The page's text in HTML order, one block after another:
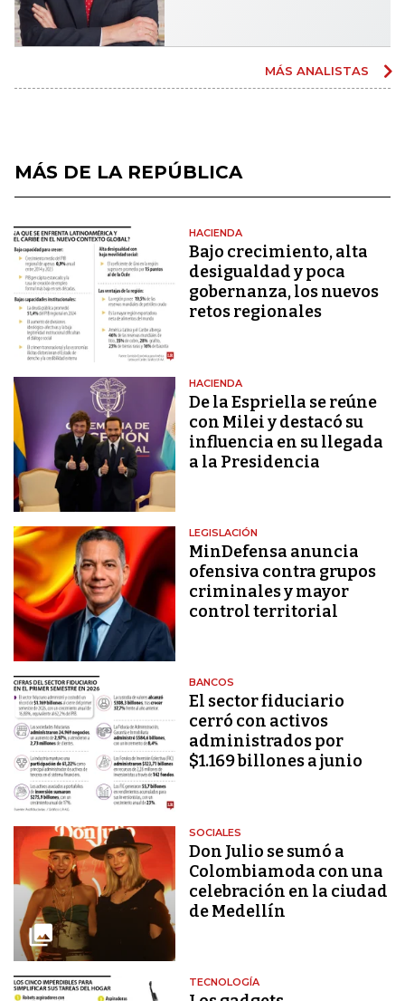
MÁS ANALISTAS
MÁS DE LA REPÚBLICA
HACIENDA
Bajo crecimiento, alta
desigualdad y poca
gobernanza, los nuevos
retos regionales
HACIENDA
De la Espriella se reúne
con Milei y destacó su
influencia en su llegada
a la Presidencia
LEGISLACIÓN
MinDefensa anuncia
ofensiva contra grupos
criminales y mayor
control territorial
BANCOS
El sector fiduciario
cerró con activos
administrados por
$1.169 billones a junio
SOCIALES
Don Julio se sumó a
Colombiamoda con una
celebración en la ciudad
de Medellín
TECNOLOGÍA